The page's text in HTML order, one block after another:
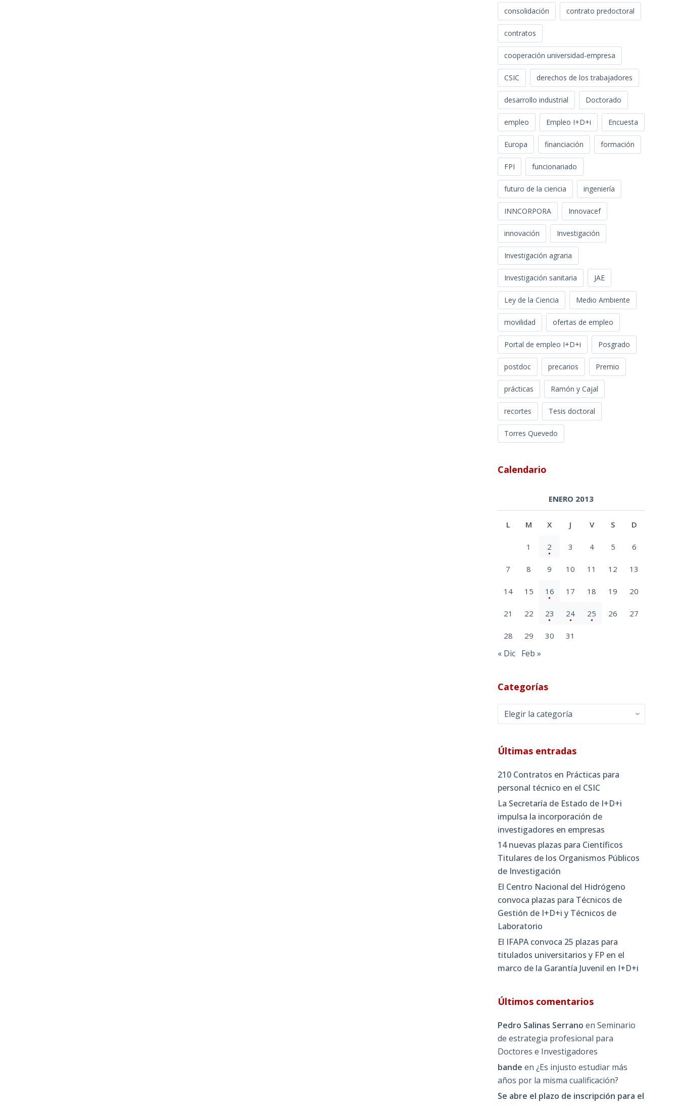
consolidación contrato predoctoral
contratos
cooperación universidad-empresa
CSIC derechos de los trabajadores
desarrollo industrial Doctorado
empleo Empleo I+D+i Encuesta
Europa financiación formación
FPI funcionariado
futuro de la ciencia ingeniería
INNCORPORA Innovacef
innovación Investigación
Investigación agraria
Investigación sanitaria JAE
Ley de la Ciencia Medio Ambiente
movilidad ofertas de empleo
Portal de empleo I+D+i Posgrado
postdoc precarios Premio
prácticas Ramón y Cajal
recortes Tesis doctoral
Torres Quevedo
Calendario
ENERO 2013
L M X J V S D
1 2 3 4 5 6
7 8 9 10 11 12 13
14 15 16 17 18 19 20
21 22 23 24 25 26 27
28 29 30 31
« Dic Feb »
Categorías
Categorías
Últimas entradas
210 Contratos en Prácticas para
personal técnico en el CSIC
La Secretaría de Estado de I+D+i
impulsa la incorporación de
investigadores en empresas
14 nuevas plazas para Científicos
Titulares de los Organismos Públicos
de Investigación
El Centro Nacional del Hidrógeno
convoca plazas para Técnicos de
Gestión de I+D+i y Técnicos de
Laboratorio
El IFAPA convoca 25 plazas para
titulados universitarios y FP en el
marco de la Garantía Juvenil en I+D+i
Últimos comentarios
Pedro Salinas Serrano enSeminario
de estrategia profesional para
Doctores e Investigadores
bande en¿Es injusto estudiar más
años por la misma cualificación?
Se abre el plazo de inscripción para el